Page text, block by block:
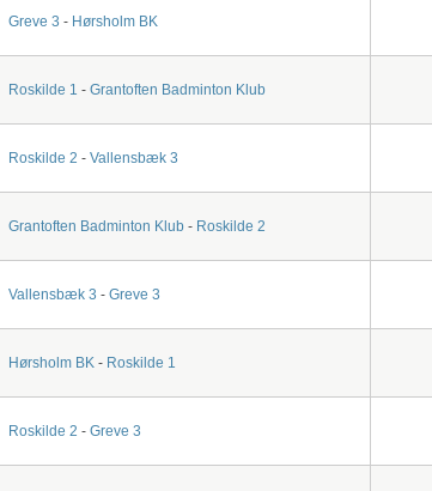
Greve 3 - Hørsholm BK
Roskilde 1 - Grantoften Badminton Klub
Roskilde 2 - Vallensbæk 3
Grantoften Badminton Klub- Roskilde 2
Vallensbæk 3 - Greve 3
Hørsholm BK- Roskilde 1
Roskilde 2 - Greve 3